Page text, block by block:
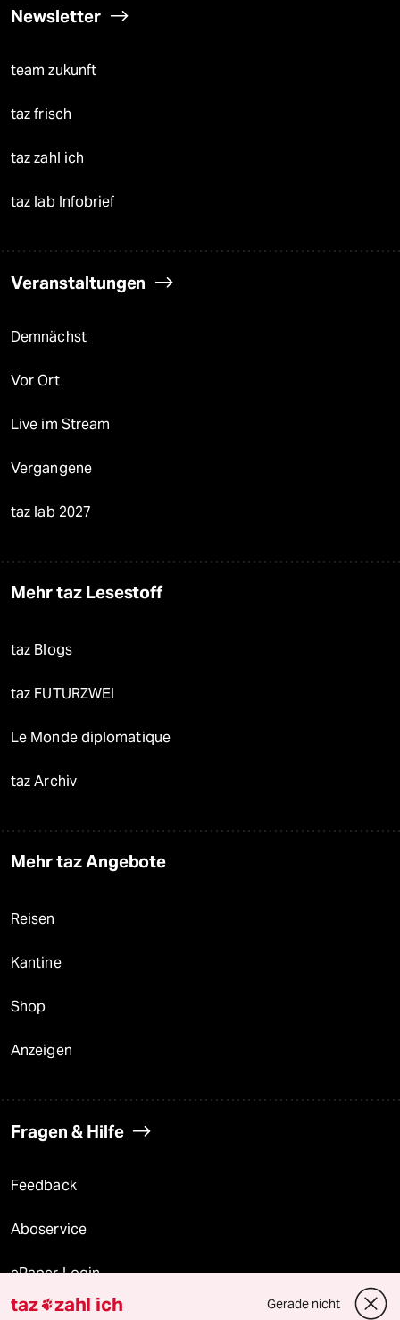
Newsletter
team zukunft
taz frisch
taz zahl ich
taz lab Infobrief
Veranstaltungen
Demnächst
Vor Ort
Live im Stream
Vergangene
taz lab 2027
Mehr taz Lesestoff
taz Blogs
taz FUTURZWEI
Le Monde diplomatique
taz Archiv
Mehr taz Angebote
Reisen
Kantine
Shop
Anzeigen
Fragen & Hilfe
Feedback
Aboservice
ePaper Login
taz zahl ich Gerade nicht